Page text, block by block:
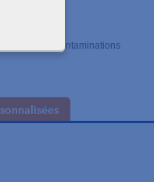
évitent les contaminations